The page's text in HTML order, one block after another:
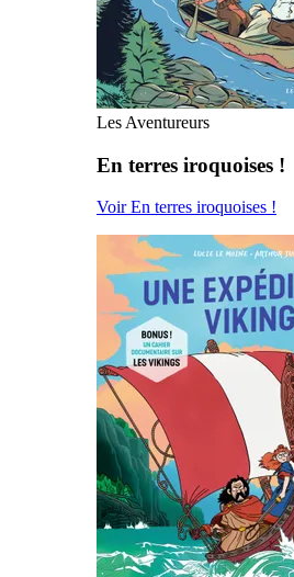
Les Aventureurs
En terres iroquoises !
Voir En terres iroquoises !